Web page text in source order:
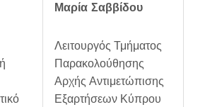
Μαρία Σαββίδου
Λειτουργός Τμήματος
Παρακολούθησης
Αρχής Αντιμετώπισης
Εξαρτήσεων Κύπρου